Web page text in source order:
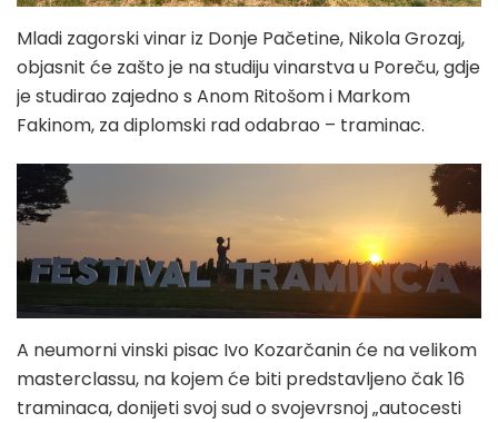
Mladi zagorski vinar iz Donje Pačetine, Nikola Grozaj,
objasnit će zašto je na studiju vinarstva u Poreču, gdje
je studirao zajedno s Anom Ritošom i Markom
Fakinom, za diplomski rad odabrao – traminac.
A neumorni vinski pisac Ivo Kozarčanin će na velikom
masterclassu, na kojem će biti predstavljeno čak 16
traminaca, donijeti svoj sud o svojevrsnoj „autocesti